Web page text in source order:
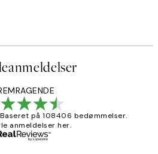
Baseret på 108406 bedømmelser.
anmeldelser her.